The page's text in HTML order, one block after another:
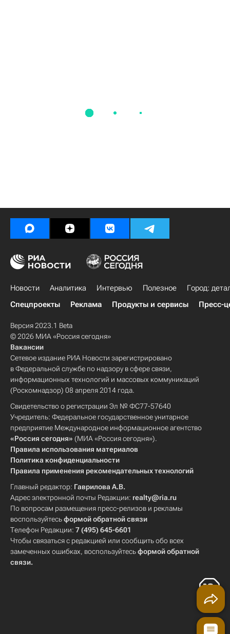
Новости Аналитика Интервью Полезное
Город:
Спецпроекты
Реклама Продукты и сервисы Пресс-
Версия 2023.1 Beta
© 2026 МИА «Россия сегодня»
Вакансии
Сетевое издание РИА Новости зарегистрировано
в Федеральной службе по надзору в сфере связи,
информационных технологий и массовых коммуникаций
(Роскомнадзор) 08 апреля 2014 года.
Свидетельство о регистрации Эл № ФС77-57640
Учредитель: Федеральное государственное унитарное
предприятие Международное информационное агентство
«Россия сегодня» (МИА «Россия сегодня»).
Правила использования материалов
Политика конфиденциальности
Правила применения рекомендательных технологий
Главный редактор: Гаврилова А.В.
Адрес электронной почты Редакции: realty@ria.ru
По вопросам размещения пресс-релизов и рекламы
воспользуйтесьформой обратной связи
Телефон Редакции: 7 (495) 645-6601
Чтобы связаться с редакцией или сообщить обо всех
замеченных ошибках, воспользуйтесьформой обратной
связи.